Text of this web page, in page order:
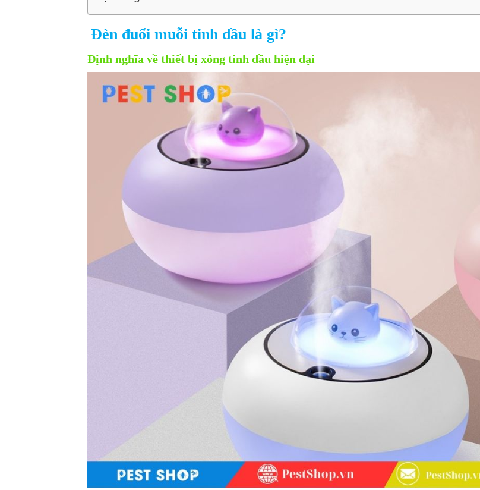
Đèn đuổi muỗi tinh dầu là gì?
Định nghĩa về thiết bị xông tinh dầu hiện đại